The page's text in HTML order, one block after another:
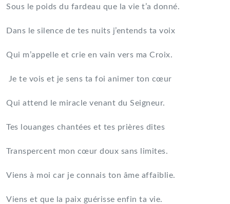
Sous le poids du fardeau que la vie t’a donné.
Dans le silence de tes nuits j’entends ta voix
Qui m’appelle et crie en vain vers ma Croix.
Je te vois et je sens ta foi animer ton cœur
Qui attend le miracle venant du Seigneur.
Tes louanges chantées et tes prières dites
Transpercent mon cœur doux sans limites.
Viens à moi car je connais ton âme affaiblie.
Viens et que la paix guérisse enfin ta vie.